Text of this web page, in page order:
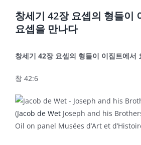
창세기 42장 요셉의 형들이
요셉을 만나다
창세기 42장 요셉의 형들이 이집트에서
창 42:6
(Jacob de Wet Joseph and his
Oil on panel Musées d’Art et